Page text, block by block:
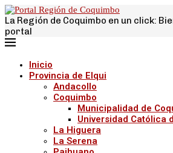
La Región de Coquimbo en un click:
portal
Inicio
Provincia de Elqui
Andacollo
Coquimbo
Municipalidad de
Universidad Católica
La Higuera
La Serena